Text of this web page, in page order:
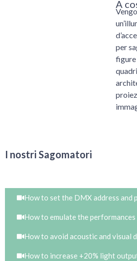
A
per
figure
I nostri Sagomatori
How to set the DMX address and
How to emulate the
How to avoid acoustic and visual
How to increase +20% light